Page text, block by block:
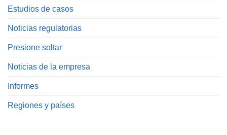
Estudios de casos
Noticias regulatorias
Presione soltar
Noticias de la empresa
Informes
Regiones y países